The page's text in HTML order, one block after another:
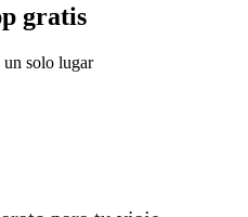
gratis
un solo lugar